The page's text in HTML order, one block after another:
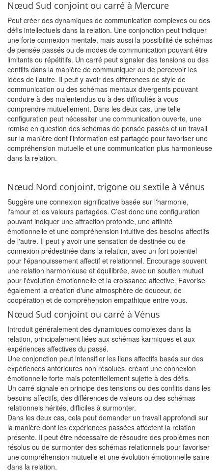
Nœud Sud conjoint ou carré à Mercure
Peut créer des dynamiques de communication complexes ou des
défis intellectuels dans la relation. Une conjonction peut indiquer
une forte connexion mentale, mais aussi la possibilité de schémas
de pensée passés ou de modes de communication pouvant être
limitants ou répétitifs. Un carré peut signaler des tensions ou des
conflits dans la manière de communiquer ou de percevoir les
idées de l’autre. Il peut y avoir des différences de style de
communication ou des schémas mentaux divergents pouvant
conduire à des malentendus ou à des difficultés à vous
comprendre mutuellement. Dans les deux cas, une telle
configuration peut nécessiter une communication ouverte, une
remise en question des schémas de pensée passés et un travail
sur la manière dont l'information est partagée pour favoriser une
compréhension mutuelle et une communication plus harmonieuse
dans la relation.
Nœud Nord conjoint, trigone ou sextile à Vénus
Suggère une connexion significative basée sur l'harmonie,
l'amour et les valeurs partagées. C’est donc une configuration
pouvant indiquer une attraction profonde, une affinité
émotionnelle et une compréhension intuitive des besoins affectifs
de l'autre. Il peut y avoir une sensation de destinée ou de
connexion prédestinée dans la relation, avec un fort potentiel
pour l'épanouissement affectif et relationnel. Encourage souvent
une relation harmonieuse et équilibrée, avec un soutien mutuel
pour l'évolution émotionnelle et la croissance affective. Favorise
également la création d'une atmosphère de douceur, de
coopération et de compréhension empathique entre vous.
Nœud Sud conjoint ou carré à Vénus
Introduit généralement des dynamiques complexes dans la
relation, principalement liées aux schémas karmiques et aux
expériences affectives du passé.
Une conjonction peut intensifier les liens affectifs basés sur des
expériences antérieures non résolues, créant une connexion
émotionnelle forte mais potentiellement sujette à des défis.
Un carré signale en principe des tensions ou des conflits dans les
besoins affectifs, des différences de valeurs ou des schémas
relationnels hérités, difficiles à surmonter.
Dans les deux cas, cela peut demander un travail approfondi sur
la manière dont les expériences passées affectent la relation
présente. Il peut être nécessaire de résoudre des problèmes non
résolus ou de surmonter des schémas relationnels pour favoriser
une compréhension mutuelle et une évolution émotionnelle saine
dans la relation.